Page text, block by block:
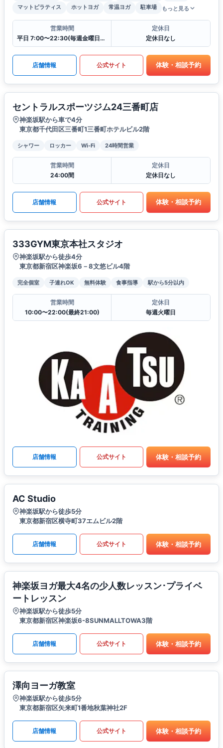
マットピラティス
ホットヨガ 常温ヨガ 駐車場 もっと見る
営業時間
平日 7:00〜22:30(毎週金曜日は12:00に閉館)
定休日
定休日なし
店舗情報 公式サイト 体験・相談予約
セントラルスポーツジム24三番町店
神楽坂駅から車で4分
東京都千代田区三番町1三番町ホテルビル2階
シャワー ロッカー Wi-Fi 24時間営業
営業時間
24:00間
定休日
定休日なし
店舗情報 公式サイト 体験・相談予約
333GYM東京本社スタジオ
神楽坂駅から徒歩4分
東京都新宿区神楽坂6－8文悠ビル4階
完全個室 子連れOK 無料体験 食事指導 駅から5分以内
営業時間
10:00〜22:00(最終21:00)
定休日
毎週火曜日
店舗情報 公式サイト 体験・相談予約
AC Studio
神楽坂駅から徒歩5分
東京都新宿区横寺町37エムビル2階
店舗情報 公式サイト 体験・相談予約
神楽坂ヨガ最大4名の少人数レッスン･プライベ
ートレッスン
神楽坂駅から徒歩5分
東京都新宿区神楽坂6-8SUNMALLTOWA3階
店舗情報 公式サイト 体験・相談予約
澤向ヨーガ教室
神楽坂駅から徒歩5分
東京都新宿区矢来町1番地秋葉神社2F
店舗情報 公式サイト 体験・相談予約